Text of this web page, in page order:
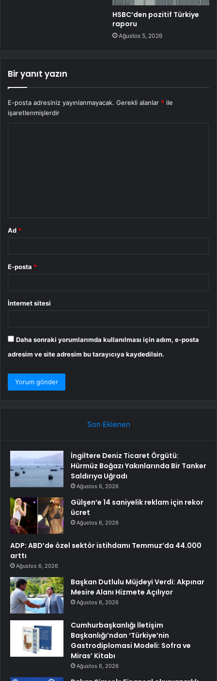
HSBC’den pozitif Türkiye
raporu
Ağustos 5, 2026
Bir yanıt yazın
E-posta adresiniz yayınlanmayacak. Gerekli alanlar * ile
işaretlenmişlerdir
Ad *
E-posta *
İnternet sitesi
Daha sonraki yorumlarımda kullanılması için adım, e-posta
adresim ve site adresim bu tarayıcıya kaydedilsin.
Son Eklenen
İngiltere Deniz Ticaret Örgütü:
Hürmüz Boğazı Yakınlarında Bir Tanker
Saldırıya Uğradı
Ağustos 6, 2026
Gülşen’e 14 saniyelik reklam için rekor
ücret
Ağustos 6, 2026
ADP: ABD’de özel sektör istihdamı Temmuz’da 44.000
arttı
Ağustos 6, 2026
Başkan Dutlulu Müjdeyi Verdi: Akpınar
Mesire Alanı Hizmete Açılıyor
Ağustos 6, 2026
Cumhurbaşkanlığı İletişim
Başkanlığı’ndan ‘Türkiye’nin
Gastrodiplomasi Modeli: Sofra ve
Miras’ Kitabı
Ağustos 6, 2026